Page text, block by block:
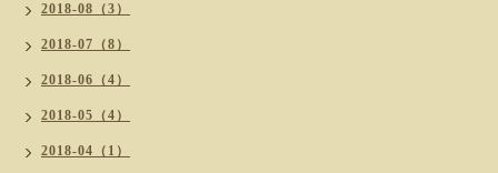
2018-08（3）
2018-07（8）
2018-06（4）
2018-05（4）
2018-04（1）